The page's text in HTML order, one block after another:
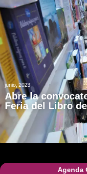
junio, 2023
Abre la
Feria del Libro
Agenda